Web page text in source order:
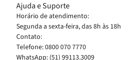
Ajuda e Suporte
Horário de atendimento:
Segunda a sexta-feira, das 8h às 18h
Contato:
Telefone: 0800 070 7770
WhatsApp: (51) 99113.3009